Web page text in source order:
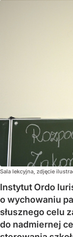
Sala lekcyjna, zdjęcie
Instytut Ordo
o wychowaniu
słusznego celu
do nadmiernej